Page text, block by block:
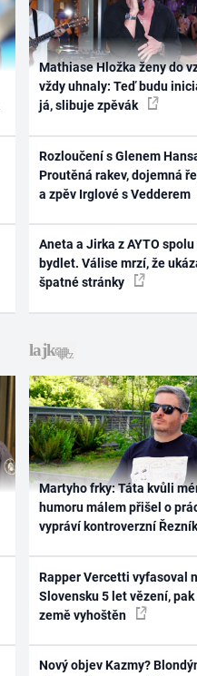
Mathiase Hložka ženy do
vždy uhnaly: Teď budu
já, slibuje zpěvák
Rozloučení s Glenem
Proutěná rakev, dojemná
a zpěv Irglové s Vedderem
Aneta a Jirka z AYTO
bydlet. Válise mrzí, že
špatné stránky
Martyho frky: Táta kvůli
humoru málem přišel o
vypráví kontroverzní Řezník
Rapper Vercetti vyfasoval
Slovensku 5 let vězení, pak
země vyhoštěn
Nový objev Kazmy?